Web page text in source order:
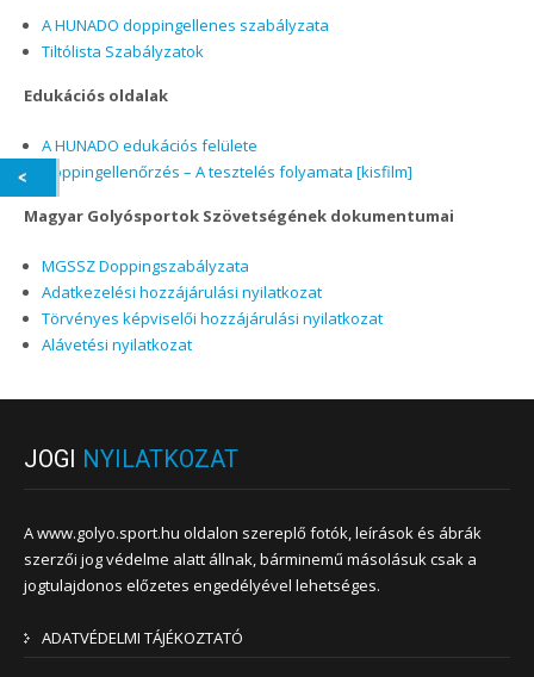
A HUNADO doppingellenes szabályzata
Tiltólista Szabályzatok
Edukációs oldalak
A HUNADO edukációs felülete
Doppingellenőrzés – A tesztelés folyamata [kisfilm]
Magyar Golyósportok Szövetségének dokumentumai
MGSSZ Doppingszabályzata
Adatkezelési hozzájárulási nyilatkozat
Törvényes képviselői hozzájárulási nyilatkozat
Alávetési nyilatkozat
JOGI NYILATKOZAT
A www.golyo.sport.hu oldalon szereplő fotók, leírások és ábrák
szerzői jog védelme alatt állnak, bárminemű másolásuk csak a
jogtulajdonos előzetes engedélyével lehetséges.
ADATVÉDELMI TÁJÉKOZTATÓ